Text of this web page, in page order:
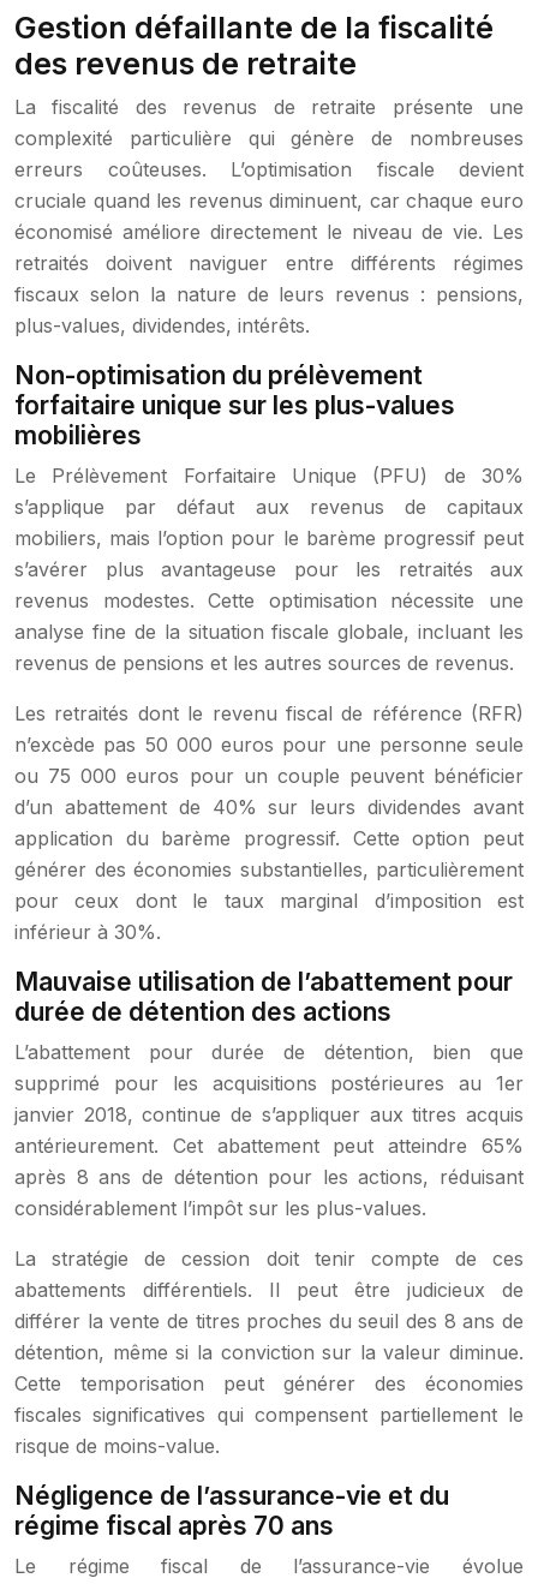
Gestion défaillante de la fiscalité
des revenus de retraite
La fiscalité des revenus de retraite présente une
complexité particulière qui génère de nombreuses
erreurs coûteuses. L’optimisation fiscale devient
cruciale quand les revenus diminuent, car chaque euro
économisé améliore directement le niveau de vie. Les
retraités doivent naviguer entre différents régimes
fiscaux selon la nature de leurs revenus : pensions,
plus-values, dividendes, intérêts.
Non-optimisation du prélèvement
forfaitaire unique sur les plus-values
mobilières
Le Prélèvement Forfaitaire Unique (PFU) de 30%
s’applique par défaut aux revenus de capitaux
mobiliers, mais l’option pour le barème progressif peut
s’avérer plus avantageuse pour les retraités aux
revenus modestes. Cette optimisation nécessite une
analyse fine de la situation fiscale globale, incluant les
revenus de pensions et les autres sources de revenus.
Les retraités dont le revenu fiscal de référence (RFR)
n’excède pas 50 000 euros pour une personne seule
ou 75 000 euros pour un couple peuvent bénéficier
d’un abattement de 40% sur leurs dividendes avant
application du barème progressif. Cette option peut
générer des économies substantielles, particulièrement
pour ceux dont le taux marginal d’imposition est
inférieur à 30%.
Mauvaise utilisation de l’abattement pour
durée de détention des actions
L’abattement pour durée de détention, bien que
supprimé pour les acquisitions postérieures au 1er
janvier 2018, continue de s’appliquer aux titres acquis
antérieurement. Cet abattement peut atteindre 65%
après 8 ans de détention pour les actions, réduisant
considérablement l’impôt sur les plus-values.
La stratégie de cession doit tenir compte de ces
abattements différentiels. Il peut être judicieux de
différer la vente de titres proches du seuil des 8 ans de
détention, même si la conviction sur la valeur diminue.
Cette temporisation peut générer des économies
fiscales significatives qui compensent partiellement le
risque de moins-value.
Négligence de l’assurance-vie et du
régime fiscal après 70 ans
Le régime fiscal de l’assurance-vie évolue